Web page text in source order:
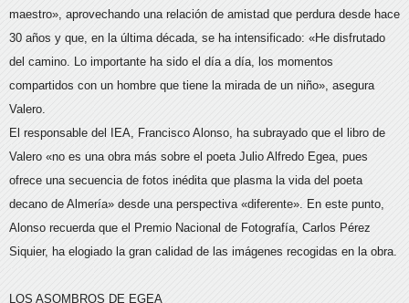
maestro», aprovechando una relación de amistad que perdura desde hace
30 años y que, en la última década, se ha intensificado: «He disfrutado
del camino. Lo importante ha sido el día a día, los momentos
compartidos con un hombre que tiene la mirada de un niño», asegura
Valero.
El responsable del IEA, Francisco Alonso, ha subrayado que el libro de
Valero «no es una obra más sobre el poeta Julio Alfredo Egea, pues
ofrece una secuencia de fotos inédita que plasma la vida del poeta
decano de Almería» desde una perspectiva «diferente». En este punto,
Alonso recuerda que el Premio Nacional de Fotografía, Carlos Pérez
Siquier, ha elogiado la gran calidad de las imágenes recogidas en la obra.
LOS ASOMBROS DE EGEA